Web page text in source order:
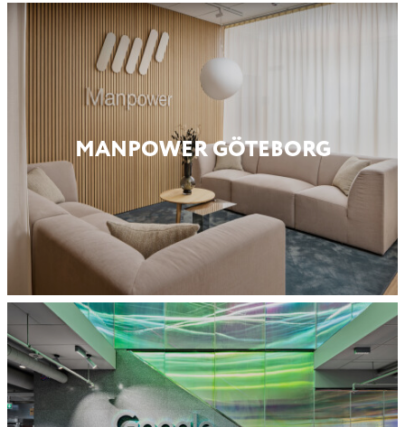
MANPOWER GÖTEBORG